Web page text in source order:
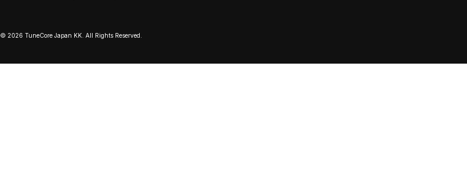
© 2026 TuneCore Japan KK. All Rights Reserved.